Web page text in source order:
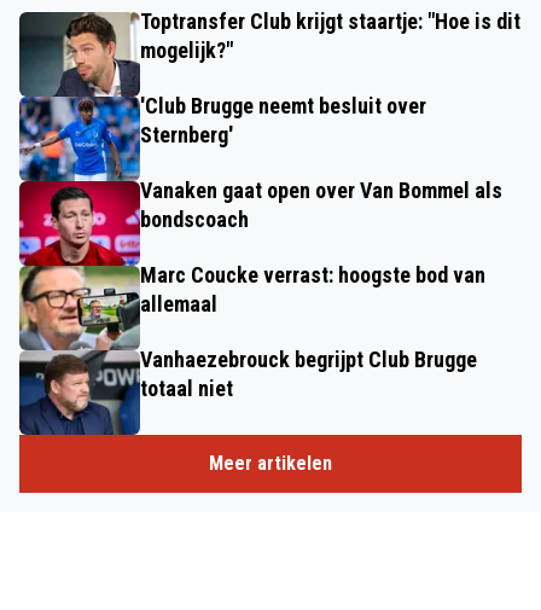
Toptransfer Club krijgt staartje: "Hoe is dit
mogelijk?"
'Club Brugge neemt besluit over
Sternberg'
Vanaken gaat open over Van Bommel als
bondscoach
Marc Coucke verrast: hoogste bod van
allemaal
Vanhaezebrouck begrijpt Club Brugge
totaal niet
Meer artikelen